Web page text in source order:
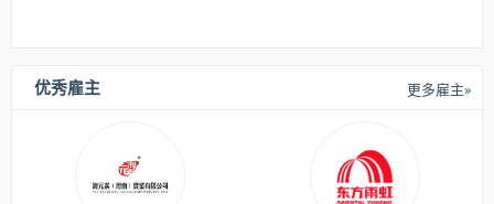
优秀雇主 更多雇主»